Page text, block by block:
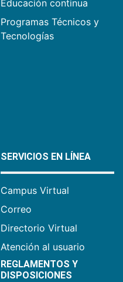
Educación continua
Programas Técnicos y
Tecnologías
SERVICIOS EN LÍNEA
Campus Virtual
Correo
Directorio Virtual
Atención al usuario
REGLAMENTOS Y
DISPOSICIONES